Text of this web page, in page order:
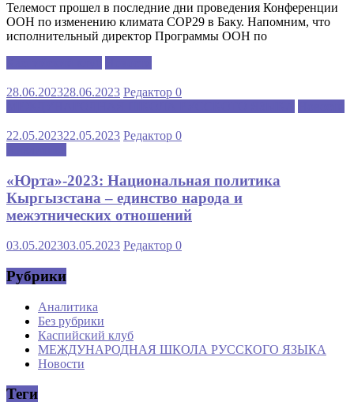
Телемост прошел в последние дни проведения Конференции
ООН по изменению климата COP29 в Баку. Напомним, что
исполнительный директор Программы ООН по
28.06.202328.06.2023 Редактор 0
22.05.202322.05.2023 Редактор 0
«Юрта»-2023: Национальная политика
Кыргызстана – единство народа и
межэтнических отношений
03.05.202303.05.2023 Редактор 0
Рубрики
Аналитика
Без рубрики
Каспийский клуб
МЕЖДУНАРОДНАЯ ШКОЛА РУССКОГО ЯЗЫКА
Новости
Теги